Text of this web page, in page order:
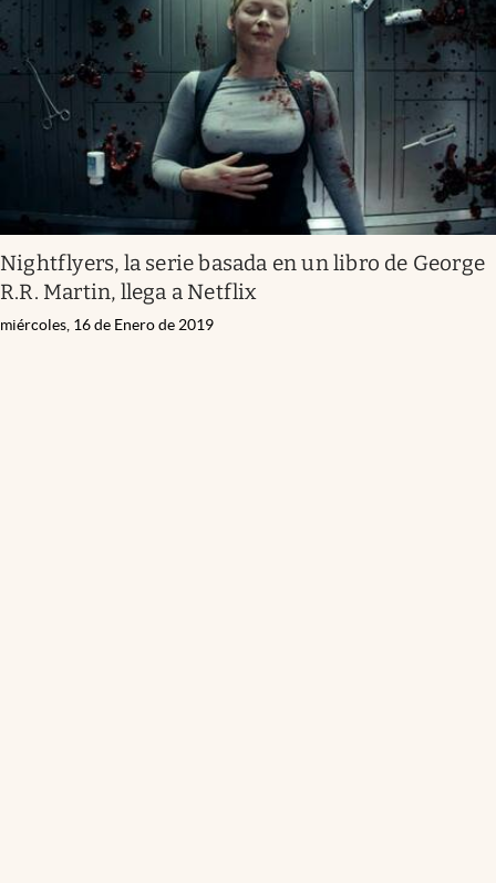
Infotechnology
Clase
Mundial 2026
Eventos Corporativos
El Cronista Studio
Mediakit
abre en nueva pestaña
Argentina
Nightflyers, la serie basada en un libro de George
R.R. Martin, llega a Netflix
miércoles, 16 de Enero de 2019